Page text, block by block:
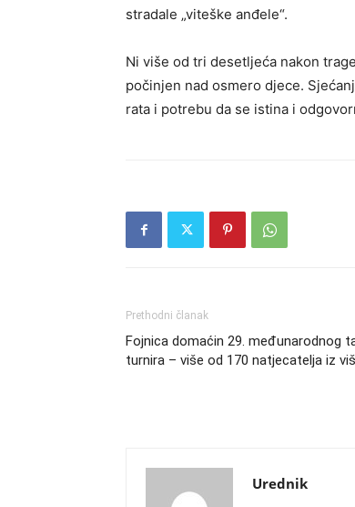
stradale „viteške anđele“.
Ni više od tri desetljeća nakon
počinjen nad osmero djece.
rata i potrebu da se istina i
Prethodni članak
Fojnica domaćin 29. međunarodnog
turnira – više od 170 natjecatelja iz
Urednik